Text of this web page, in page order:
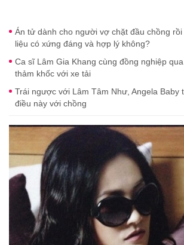
Án tử dành cho người vợ chặt đầu chồng
liệu có xứng đáng và hợp lý không?
Ca sĩ Lâm Gia Khang cùng đồng nghiệp
thảm khốc với xe tải
Trái ngược với Lâm Tâm Như, Angela Baby
điều này với chồng